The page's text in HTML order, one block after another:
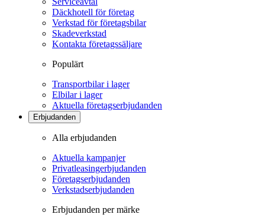
Däckhotell för företag
Verkstad för företagsbilar
Skadeverkstad
Kontakta företagssäljare
Populärt
Transportbilar i lager
Elbilar i lager
Aktuella företagserbjudanden
Erbjudanden
Alla erbjudanden
Aktuella kampanjer
Privatleasingerbjudanden
Företagserbjudanden
Verkstadserbjudanden
Erbjudanden per märke